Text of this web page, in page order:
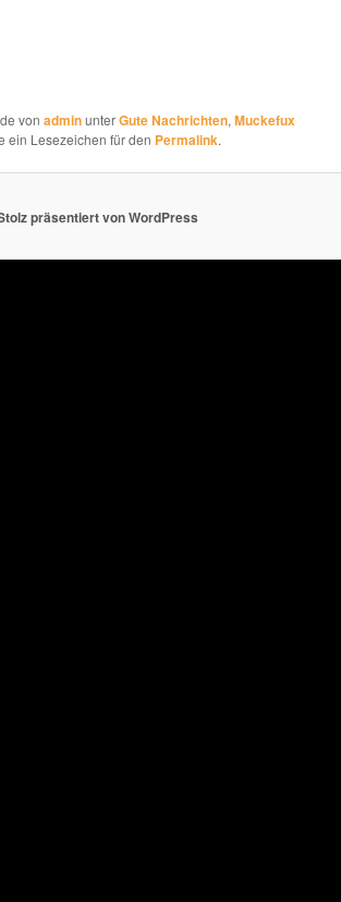
vonadminunterGute Nachrichten,Muckefux
ein Lesezeichen für den Permalink.
präsentiert von WordPress